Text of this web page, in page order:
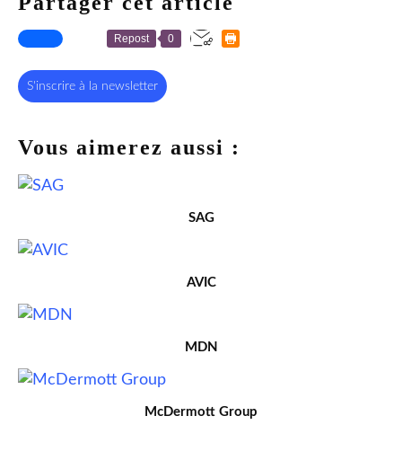
Repost 0
S'inscrire à la newsletter
Vous aimerez aussi :
SAG
AVIC
MDN
McDermott Group